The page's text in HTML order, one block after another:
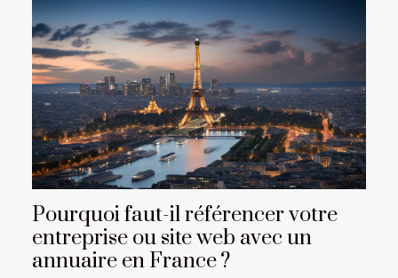
Pourquoi faut-il référencer votre
entreprise ou site web avec un
annuaire en France ?